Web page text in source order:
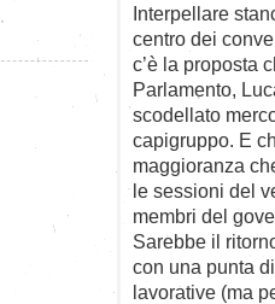
Interpellare
centro dei
c’è la proposta
Parlamento,
scodellato
capigruppo. E
maggioranza
le sessioni del
membri del
Sarebbe il
con una punta
lavorative (ma